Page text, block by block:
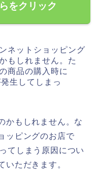
をクリック
ネットショッピング
もしれません。た
商品の購入時に
生してしまっ
かもしれません。な
ッピングのお店で
てしまう原因につい
いただきます。